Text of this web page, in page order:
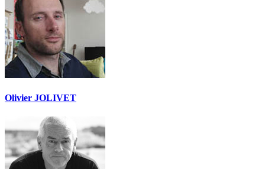
Olivier JOLIVET